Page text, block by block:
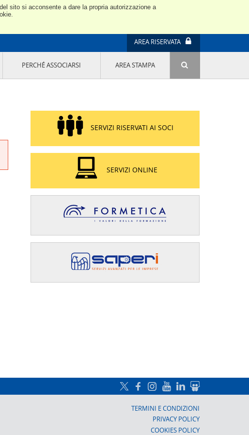
sito si acconsente a dare la propria autorizzazione a
AREA RISERVATA
EDIZIONE
PROGETTO LU.ME.
IL MANAGER DELLA SOSTENIBILITÀ NEL
DISTRETTO TESSILE PRATESE
GRUPPO IMPRENDITORIA FEMMINILE
SOSTENIBILITÀ
PERCHÉ ASSOCIARSI AREA STAMPA
SERVIZI RISERVATI AI SOCI
SERVIZI ONLINE
TERMINI E CONDIZIONI
PRIVACY POLICY
COOKIES POLICY